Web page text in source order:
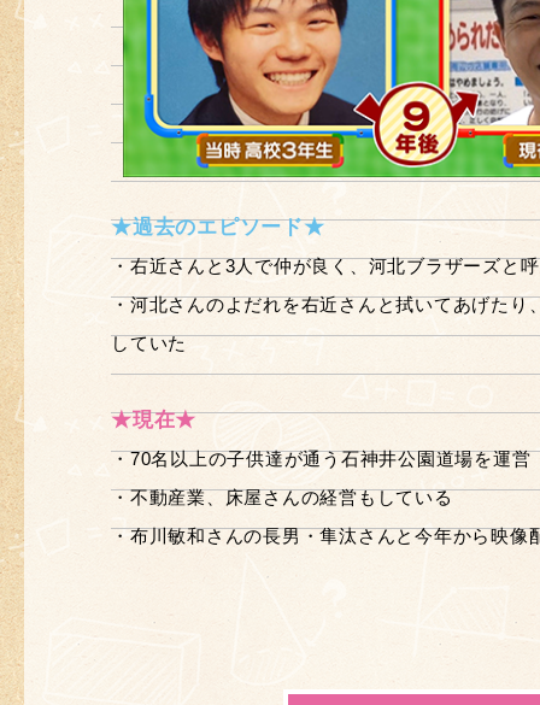
★過去のエピソード★
・右近さんと3人で仲が良く、河北ブラザーズと
・河北さんのよだれを右近さんと拭いてあげたり
していた
★現在★
・70名以上の子供達が通う石神井公園道場を運営
・不動産業、床屋さんの経営もしている
・布川敏和さんの長男・隼汰さんと今年から映像